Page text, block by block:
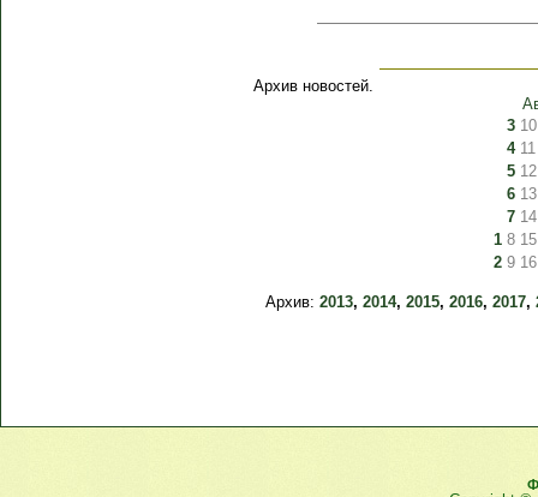
Архив новостей.
3 10
4 11
5 12
6 13
7 14
1 8 15
2 9 16
Архив:2013,2014,2015,2016,2017,